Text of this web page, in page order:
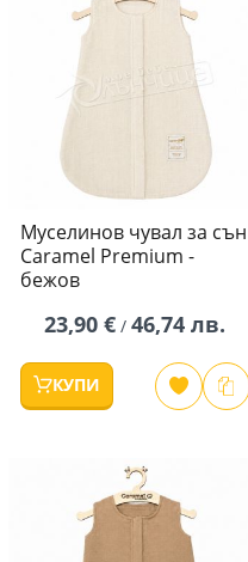
Муселинов чувал за сън
Caramel Premium -
бежов
23,90 € /46,74 лв.
КУПИ